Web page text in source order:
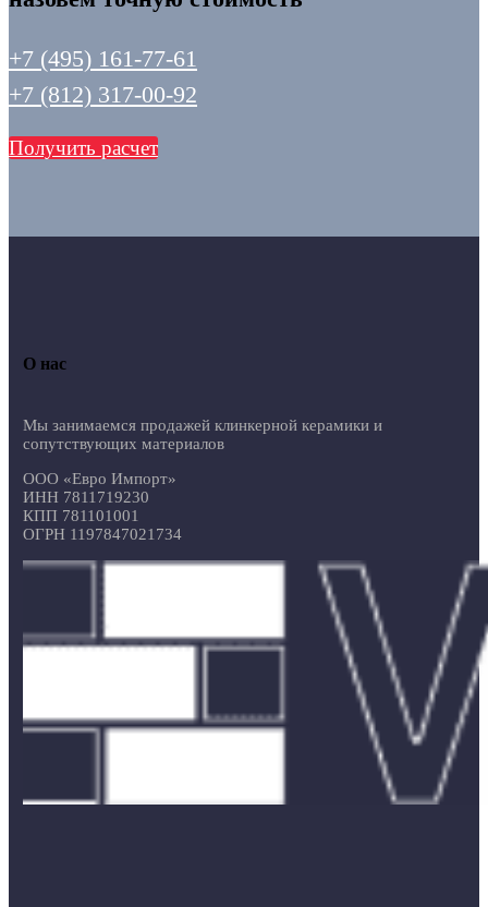
+7 (495) 161-77-61
+7 (812) 317-00-92
Получить расчет
О нас
Мы занимаемся продажей клинкерной керамики и
сопутствующих материалов
ООО «Евро Импорт»
ИНН 7811719230
КПП 781101001
ОГРН 1197847021734